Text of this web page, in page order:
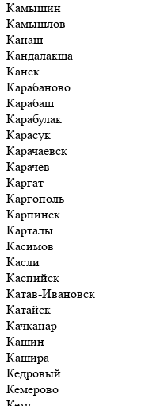
Камышин
Камышлов
Канаш
Кандалакша
Канск
Карабаново
Карабаш
Карабулак
Карасук
Карачаевск
Карачев
Каргат
Каргополь
Карпинск
Карталы
Касимов
Касли
Каспийск
Катав-Ивановск
Катайск
Качканар
Кашин
Кашира
Кедровый
Кемерово